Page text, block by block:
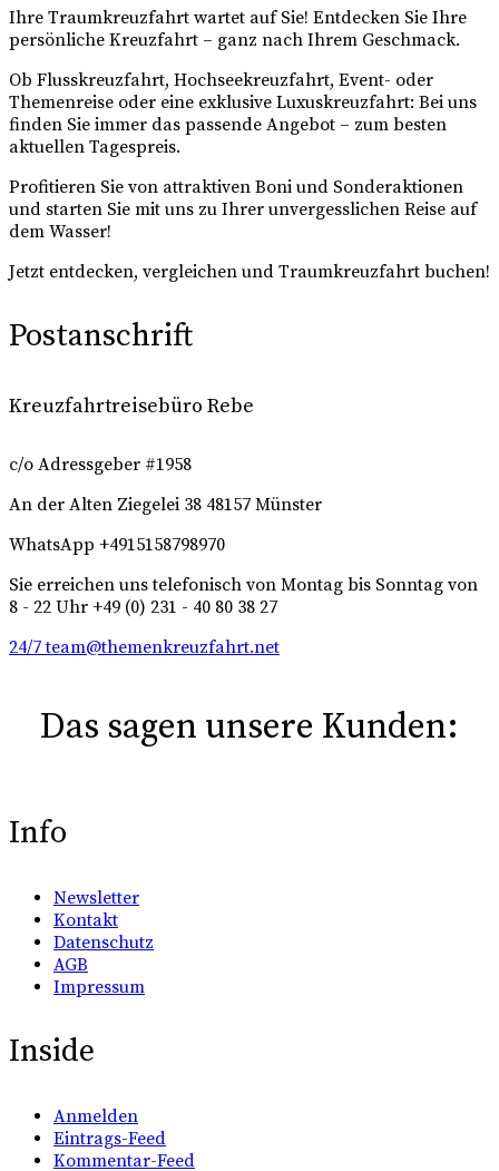
Ihre Traumkreuzfahrt wartet auf Sie! Entdecken Sie Ihre
persönliche Kreuzfahrt – ganz nach Ihrem Geschmack.
Ob Flusskreuzfahrt, Hochseekreuzfahrt, Event- oder
Themenreise oder eine exklusive Luxuskreuzfahrt: Bei uns
finden Sie immer das passende Angebot – zum besten
aktuellen Tagespreis.
Profitieren Sie von attraktiven Boni und Sonderaktionen
und starten Sie mit uns zu Ihrer unvergesslichen Reise auf
dem Wasser!
Jetzt entdecken, vergleichen und Traumkreuzfahrt buchen!
Postanschrift
Kreuzfahrtreisebüro Rebe
c/o Adressgeber #1958
An der Alten Ziegelei 38 48157 Münster
WhatsApp +4915158798970
Sie erreichen uns telefonisch von Montag bis Sonntag von
8 - 22 Uhr +49 (0) 231 - 40 80 38 27
24/7 team@themenkreuzfahrt.net
Das sagen unsere Kunden:
Info
Newsletter
Kontakt
Datenschutz
AGB
Impressum
Inside
Anmelden
Eintrags-Feed
Kommentar-Feed